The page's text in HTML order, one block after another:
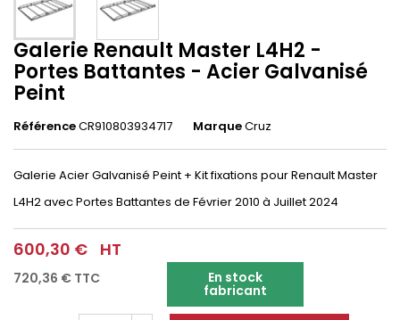
Galerie Renault Master L4H2 -
Portes Battantes - Acier Galvanisé
Peint
RéférenceCR910803934717 MarqueCruz
Galerie Acier Galvanisé Peint + Kit fixations pour Renault Master
L4H2 avec Portes Battantes de Février 2010 à Juillet 2024
600,30 € HT
720,36 € TTC En stock
fabricant